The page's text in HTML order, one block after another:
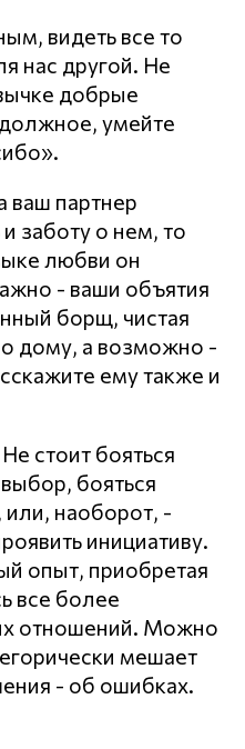
видеть все то
нас другой. Не
добрые
должное, умейте
ваш партнер
заботу о нем, то
любви он
- ваши объятия
борщ, чистая
дому, а возможно -
ему также и
стоит бояться
бояться
наоборот, -
инициативу.
опыт, приобретая
все более
отношений. Можно
мешает
- об ошибках.